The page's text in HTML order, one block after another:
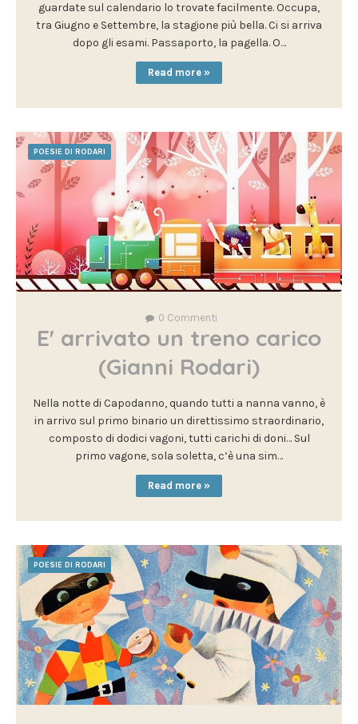
guardate sul calendario lo trovate facilmente. Occupa,
tra Giugno e Settembre, la stagione più bella. Ci si arriva
dopo gli esami. Passaporto, la pagella. O…
Read more »
POESIE DI RODARI
0 Commenti
E' arrivato un treno carico
(Gianni Rodari)
Nella notte di Capodanno, quando tutti a nanna vanno, è
in arrivo sul primo binario un direttissimo straordinario,
composto di dodici vagoni, tutti carichi di doni… Sul
primo vagone, sola soletta, c’è una sim…
Read more »
POESIE DI RODARI